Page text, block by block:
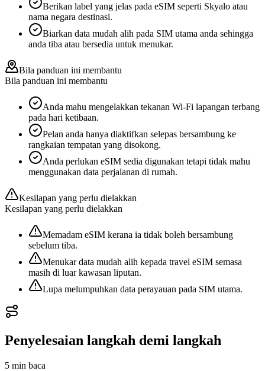
Berikan label yang jelas pada eSIM seperti Skyalo atau
nama negara destinasi.
Biarkan data mudah alih pada SIM utama anda sehingga
anda tiba atau bersedia untuk menukar.
Bila panduan ini membantu
Bila panduan ini membantu
Anda mahu mengelakkan tekanan Wi‑Fi lapangan terbang
pada hari ketibaan.
Pelan anda hanya diaktifkan selepas bersambung ke
rangkaian tempatan yang disokong.
Anda perlukan eSIM sedia digunakan tetapi tidak mahu
menggunakan data perjalanan di rumah.
Kesilapan yang perlu dielakkan
Kesilapan yang perlu dielakkan
Memadam eSIM kerana ia tidak boleh bersambung
sebelum tiba.
Menukar data mudah alih kepada travel eSIM semasa
masih di luar kawasan liputan.
Lupa melumpuhkan data perayauan pada SIM utama.
Penyelesaian langkah demi langkah
5 min baca